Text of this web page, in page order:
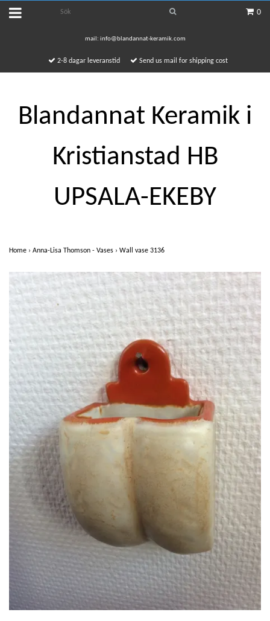
0
mail: info@blandannat-keramik.com
2-8 dagar leveranstid Send us mail for shipping cost
Blandannat Keramik i
Kristianstad HB
UPSALA-EKEBY
Home › Anna-Lisa Thomson - Vases › Wall vase 3136